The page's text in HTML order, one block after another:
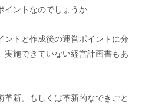
イントなのでしょうか
トと作成後の運営ポイントに分
実施できていない経営計画書もあ
新。もしくは革新的なできごと